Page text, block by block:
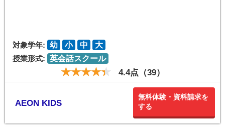
対象学年: 幼 小 中
大
授業形式: 英会話スクール
4.4点（39）
AEON KIDS
無料体験・資料請求を
する